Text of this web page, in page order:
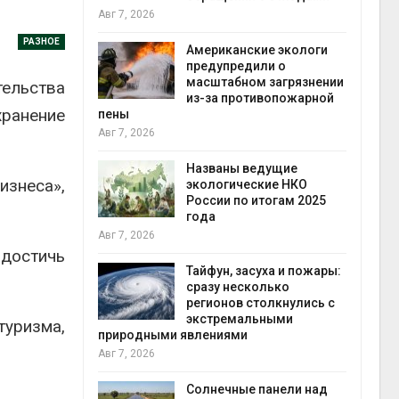
РАЗНОЕ
в
на фоне
пожаров
без
Авг 7, 2026
Американские экологи
предупредили о
масштабном загрязнении
из-за противопожарной
пены
Авг 7, 2026
Названы ведущие
экологические НКО
России по итогам 2025
года
Авг 7, 2026
Тайфун, засуха и пожары:
сразу несколько
регионов столкнулись с
экстремальными
природными явлениями
Авг 7, 2026
Солнечные панели над